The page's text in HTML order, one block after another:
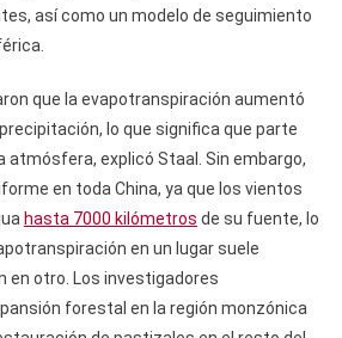
así como un modelo de seguimiento
que la evapotranspiración aumentó
lo que significa que parte
atmósfera, explicó Staal. Sin embargo,
en toda China, ya que los vientos
hasta 7000 kilómetros de su fuente, lo
en un lugar suele
en otro. Los investigadores
forestal en la región monzónica